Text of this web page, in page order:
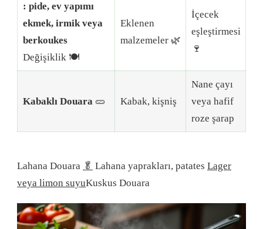
: pide, ev yapımı
ekmek, irmik veya
berkoukes
Değişiklik 🍽️
Eklenen
malzemeler 🌿
İçecek
eşleştirmesi
🍷
Kabaklı Douara🥒 Kabak, kişniş
Nane çayı
veya hafif
roze şarap
Lahana Douara 🥬 Lahana yaprakları, patates Lager
veya limon suyuKuskus Douara